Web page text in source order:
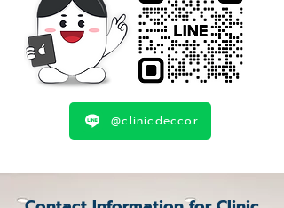
@clinicdeccor